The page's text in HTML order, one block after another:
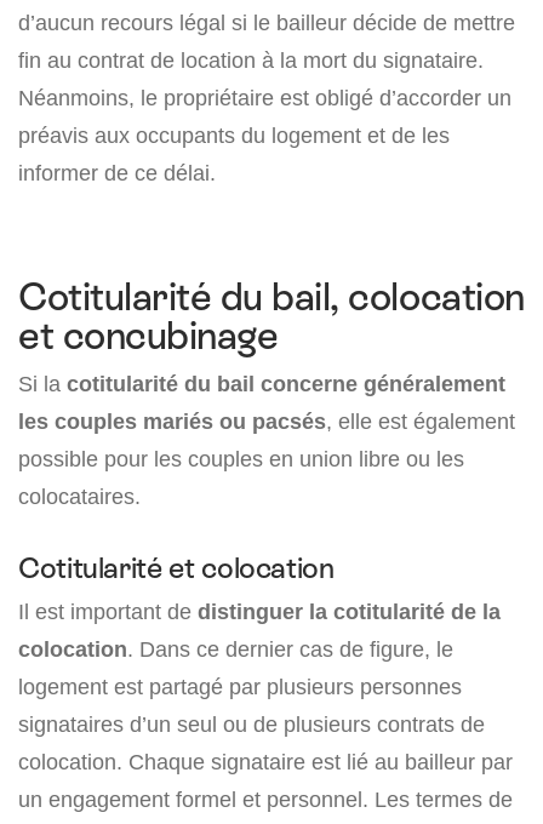
d’aucun recours légal si le bailleur décide de mettre
fin au contrat de location à la mort du signataire.
Néanmoins, le propriétaire est obligé d’accorder un
préavis aux occupants du logement et de les
informer de ce délai.
Cotitularité du bail, colocation
et concubinage
Si la cotitularité du bail concerne généralement
les couples mariés ou pacsés, elle est également
possible pour les couples en union libre ou les
colocataires.
Cotitularité et colocation
Il est important de distinguer la cotitularité de la
colocation. Dans ce dernier cas de figure, le
logement est partagé par plusieurs personnes
signataires d’un seul ou de plusieurs contrats de
colocation. Chaque signataire est lié au bailleur par
un engagement formel et personnel. Les termes de